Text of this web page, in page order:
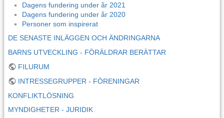
Dagens fundering under år 2021
Dagens fundering under år 2020
Personer som inspirerat
DE SENASTE INLÄGGEN OCH ÄNDRINGARNA
BARNS UTVECKLING - FÖRÄLDRAR BERÄTTAR
FILURUM
INTRESSEGRUPPER - FÖRENINGAR
KONFLIKTLÖSNING
MYNDIGHETER - JURIDIK